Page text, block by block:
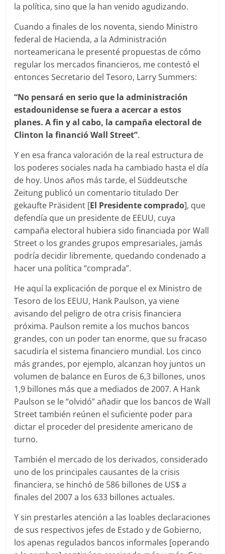
la política, sino que la han venido agudizando.
Cuando a finales de los noventa, siendo Ministro
federal de Hacienda, a la Administración
norteamericana le presenté propuestas de cómo
regular los mercados financieros, me contestó el
entonces Secretario del Tesoro, Larry Summers:
“No pensará en serio que la administración
estadounidense se fuera a acercar a estos
planes. A fin y al cabo, la campaña electoral de
Clinton la financió Wall Street”.
Y en esa franca valoración de la real estructura de
los poderes sociales nada ha cambiado hasta el día
de hoy. Unos años más tarde, el Süddeutsche
Zeitung publicó un comentario titulado Der
gekaufte Präsident [El Presidente comprado], que
defendía que un presidente de EEUU, cuya
campaña electoral hubiera sido financiada por Wall
Street o los grandes grupos empresariales, jamás
podría decidir libremente, quedando condenado a
hacer una política “comprada”.
He aquí la explicación de porque el ex Ministro de
Tesoro de los EEUU, Hank Paulson, ya viene
avisando del peligro de otra crisis financiera
próxima. Paulson remite a los muchos bancos
grandes, con un poder tan enorme, que su fracaso
sacudiría el sistema financiero mundial. Los cinco
más grandes, por ejemplo, alcanzan hoy juntos un
volumen de balance en Euros de 6,3 billones, unos
1,9 billones más que a mediados de 2007. A Hank
Paulson se le “olvidó” añadir que los bancos de Wall
Street también reúnen el suficiente poder para
dictar el proceder del presidente americano de
turno.
También el mercado de los derivados, considerado
uno de los principales causantes de la crisis
financiera, se hinchó de 586 billones de US$ a
finales del 2007 a los 633 billones actuales.
Y sin prestarles atención a las loables declaraciones
de sus respectivos jefes de Estado y de Gobierno,
los apenas regulados bancos informales [operando